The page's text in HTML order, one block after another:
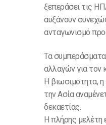
ξεπεράσει τις
αυξάνουν
ανταγωνισμό
Τα συμπεράσματα
αλλαγών για τον
Η βιωσιμότητα,
την Ασία
δεκαετίας.
Η πλήρης μελέτη